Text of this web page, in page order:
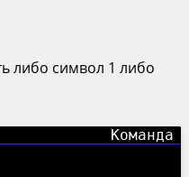
либо символ 1 либо